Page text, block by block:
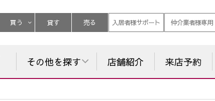
買う 貸す 売る 入居者様サポート 仲介業者様専用
その他を探す 店舗紹介 来店予約